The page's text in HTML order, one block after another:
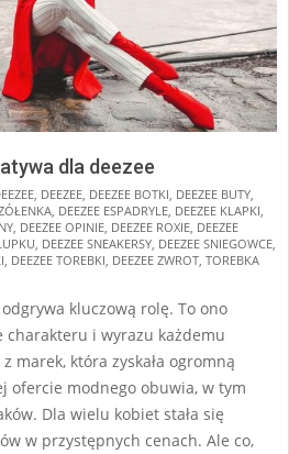
dla deezee
DEEZEE DEEZEE BOTKI DEEZEE BUTY
DEEZEE ESPADRYLE DEEZEE KLAPKI
DEEZEE OPINIE DEEZEE ROXIE DEEZEE
DEEZEE SNEAKERSY DEEZEE SNIEGOWCE
DEEZEE TOREBKI DEEZEE ZWROT TOREBKA
kluczową rolę. To ono
i wyrazu każdemu
marek, która zyskała ogromną
ofercie modnego obuwia, w tym
Dla wielu kobiet stała się
w przystępnych cenach. Ale co,